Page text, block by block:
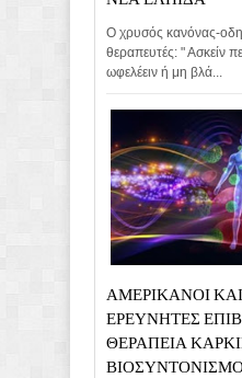
Ο χρυσός κανόνας-
θεραπευτές: " Ασκείν
ωφελέειν ή μη βλά...
ΑΜΕΡΙΚΑΝΟΙ
ΕΡΕΥΝΗΤΕΣ
ΘΕΡΑΠΕΙΑ